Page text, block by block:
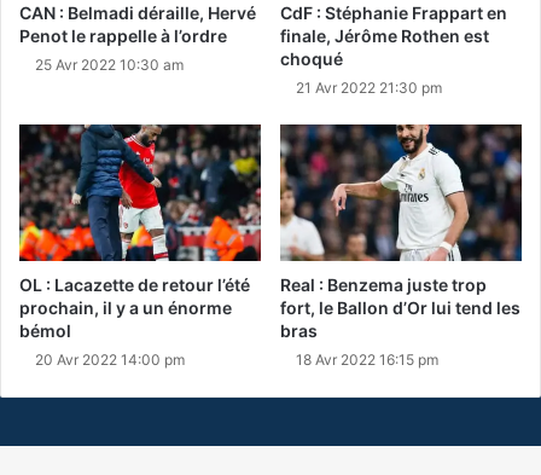
CAN : Belmadi déraille, Hervé
Penot le rappelle à l’ordre
25 Avr 2022 10:30 am
CdF : Stéphanie Frappart en
finale, Jérôme Rothen est
choqué
21 Avr 2022 21:30 pm
OL : Lacazette de retour l’été
prochain, il y a un énorme
bémol
20 Avr 2022 14:00 pm
Real : Benzema juste trop
fort, le Ballon d’Or lui tend les
bras
18 Avr 2022 16:15 pm